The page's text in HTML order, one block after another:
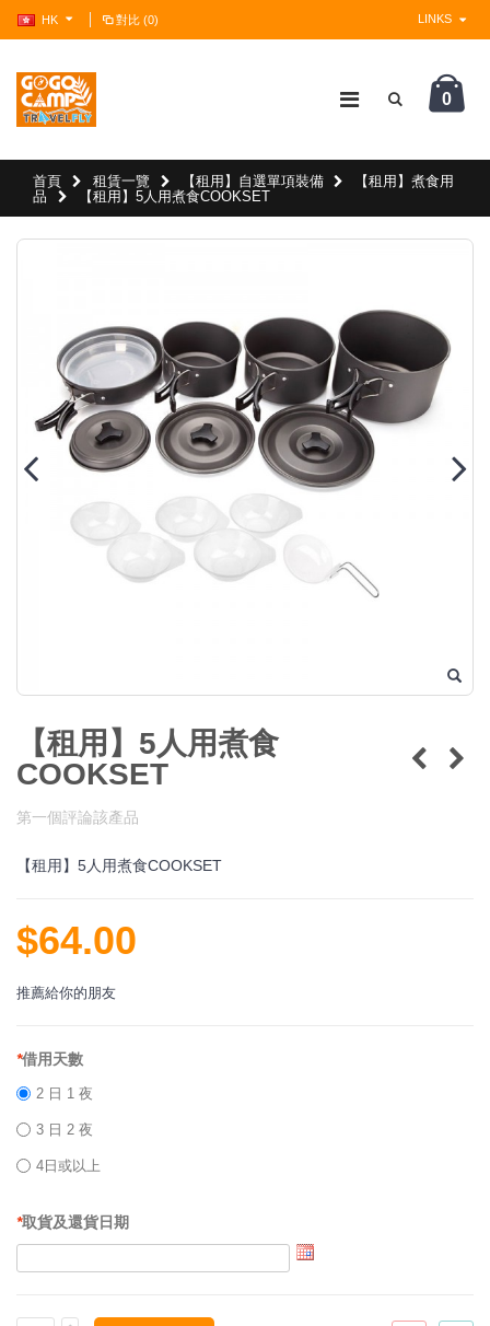
HK 對比 (0) LINKS
0
首頁 租賃一覽 【租用】自選單項裝備
【租用】煮食用
品
【租用】5人用煮食COOKSET
【租用】5人用煮食
COOKSET
第一個評論該產品
【租用】5人用煮食COOKSET
$64.00
推薦給你的朋友
*借用天數
2 日 1 夜
3 日 2 夜
4日或以上
*取貨及還貨日期